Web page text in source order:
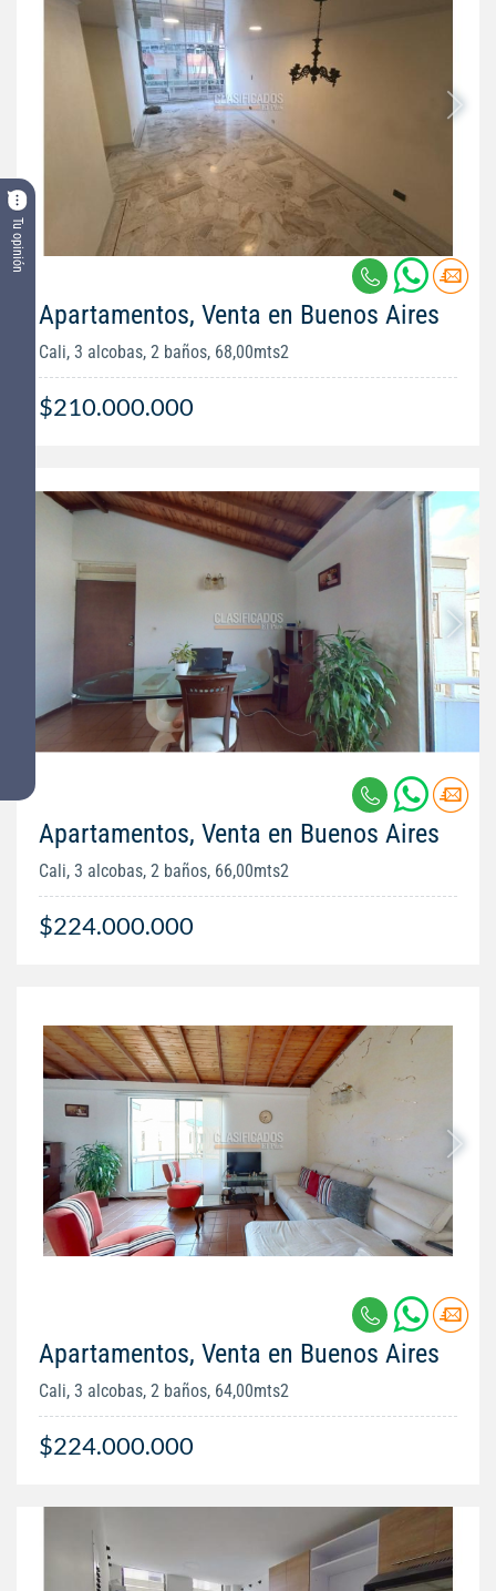
Tu opinión
Apartamentos, Venta en Buenos Aires
Cali, 3 alcobas, 2 baños, 68,00mts2
$210.000.000
Apartamentos, Venta en Buenos Aires
Cali, 3 alcobas, 2 baños, 66,00mts2
$224.000.000
Apartamentos, Venta en Buenos Aires
Cali, 3 alcobas, 2 baños, 64,00mts2
$224.000.000